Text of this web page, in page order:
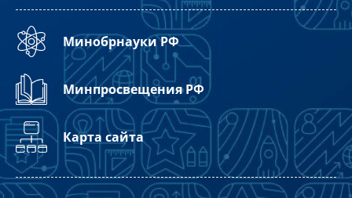
Минобрнауки РФ
Минпросвещения РФ
Карта сайта